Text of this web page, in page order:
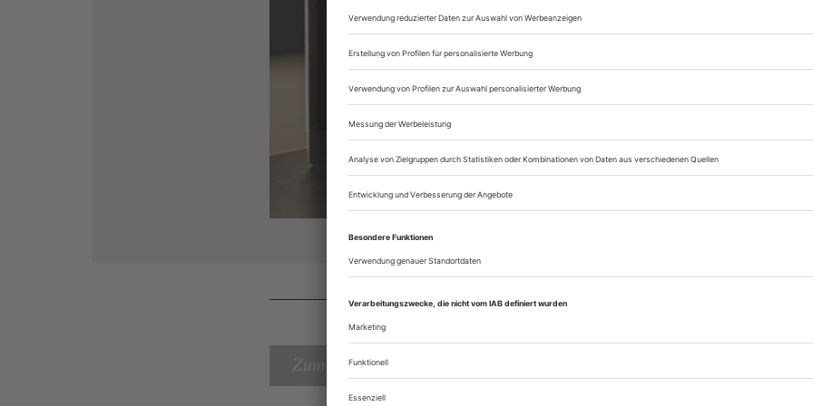
Lesegenuss auf
Zugang zum
Opernwelt
Sie können alle Vorteile
sofort nutzen
Digital-Abo testen
Zum Inhaltsverzeichnis